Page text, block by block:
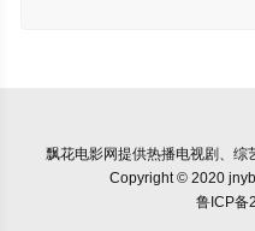
飘花电影网提供热播电视剧、综
Copyright © 2020
鲁ICP备